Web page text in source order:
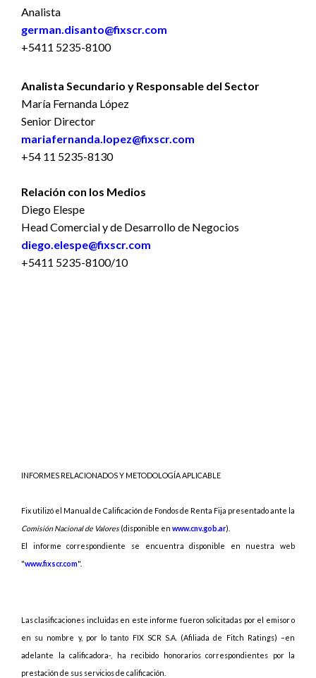
Analista
german.disanto@fixscr.com
+5411 5235-8100
Analista Secundario y Responsable del Sector
María Fernanda López
Senior Director
mariafernanda.lopez@fixscr.com
+54 11 5235-8130
Relación con los Medios
Diego Elespe
Head Comercial y de Desarrollo de Negocios
diego.elespe@fixscr.com
+5411 5235-8100/10
INFORMES RELACIONADOS Y METODOLOGÍA APLICABLE
Fix utilizó el Manual de Calificación de Fondos de Renta Fija presentado ante la
Comisión Nacional de Valores (disponible en www.cnv.gob.ar).
El informe correspondiente se encuentra disponible en nuestra web
"www.fixscr.com".
Lasclasificaciones incluidas en este informe fueron solicitadas por el emisor o
en su nombre y, por lo tanto FIX SCR S.A. (Afiliada de Fitch Ratings) –en
adelante la calificadora-, ha recibido honorarios correspondientes por la
prestación de sus servicios de calificación.